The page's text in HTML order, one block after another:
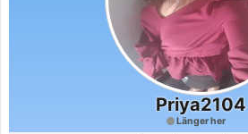
Priya2104
Länger her